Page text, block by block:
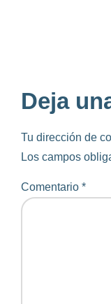
Deja
Tu dirección de
Los campos
Comentario *